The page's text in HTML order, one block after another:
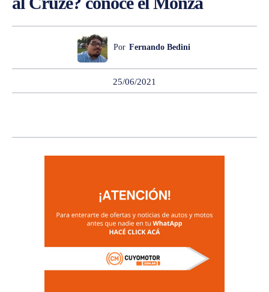
Por Fernando Bedini
25/06/2021